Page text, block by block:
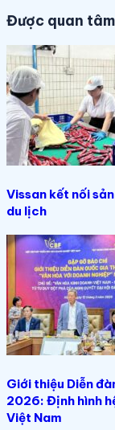
Được quan
Vissan kết nối
du lịch
Giới thiệu Diễn
2026: Định hình
Việt Nam